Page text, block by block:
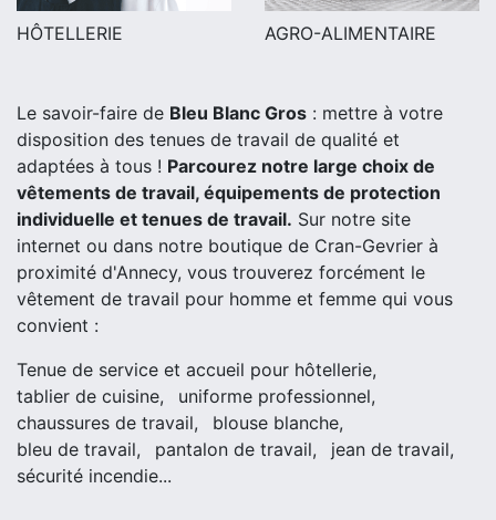
HÔTELLERIE AGRO-ALIMENTAIRE
Le savoir-faire de Bleu Blanc Gros : mettre à votre
disposition des tenues de travail de qualité et
adaptées à tous ! Parcourez notre large choix de
vêtements de travail, équipements de protection
individuelle et tenues de travail. Sur notre site
internet ou dans notre boutique de Cran-Gevrier à
proximité d'Annecy, vous trouverez forcément le
vêtement de travail pour homme et femme qui vous
convient :
Tenue de service et accueil pour hôtellerie,
tablier de cuisine,
uniforme professionnel,
chaussures de travail,
blouse blanche,
bleu de travail,
pantalon de travail,
jean de travail,
sécurité incendie...